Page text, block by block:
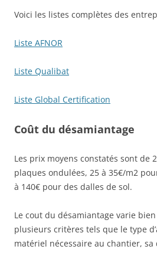
Voici les listes complètes des
Liste AFNOR
Liste Qualibat
Liste Global Certification
Coût du désamiantage
Les prix moyens constatés sont de
plaques ondulées, 25 à 35€/m2
à 140€ pour des dalles de sol.
Le cout du désamiantage varie
plusieurs critères tels que le type
matériel nécessaire au chantier,